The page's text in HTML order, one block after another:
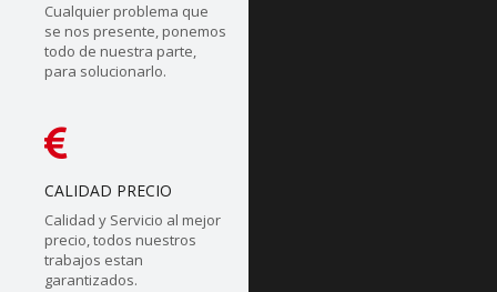
Cualquier problema que
se nos presente, ponemos
todo de nuestra parte,
para solucionarlo.
CALIDAD PRECIO
Calidad y Servicio al mejor
precio, todos nuestros
trabajos estan
garantizados.